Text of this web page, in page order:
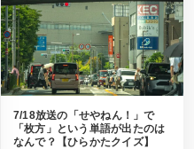
7/18放送の「せやねん！」で
「枚方」という単語が出たのは
なんで？【ひらかたクイズ】